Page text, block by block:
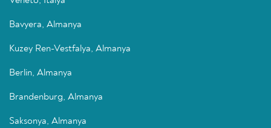
Bavyera, Almanya
Kuzey Ren-Vestfalya, Almanya
Berlin, Almanya
Brandenburg, Almanya
Saksonya, Almanya